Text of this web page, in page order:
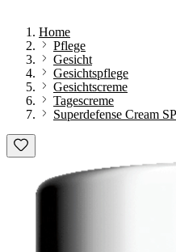
Home
Pflege
Gesicht
Gesichtspflege
Gesichtscreme
Tagescreme
Superdefense Cream